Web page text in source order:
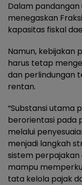
Dalam pandangan
menegaskan
kapasitas fiskal
Namun, kebijakan
harus tetap
dan perlindungan
rentan.
“Substansi utama
berorientasi pada
melalui
menjadi langkah
sistem perpajakan
mampu
tata kelola pajak